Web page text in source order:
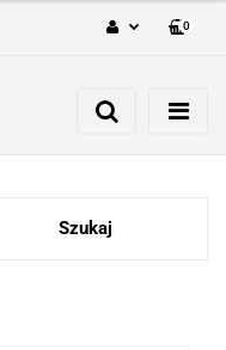
Zarejestruj się
0
Szukaj